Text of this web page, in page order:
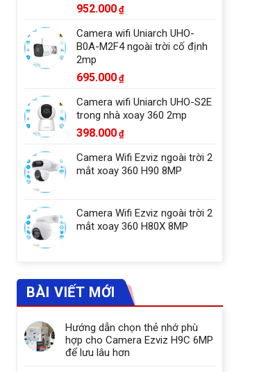
952.000 ₫
Camera wifi Uniarch UHO-
B0A-M2F4 ngoài trời cố định
2mp
695.000 ₫
Camera wifi Uniarch UHO-S2E
trong nhà xoay 360 2mp
398.000 ₫
Camera Wifi Ezviz ngoài trời 2
mắt xoay 360 H90 8MP
Camera Wifi Ezviz ngoài trời 2
mắt xoay 360 H80X 8MP
BÀI VIẾT MỚI
Hướng dẫn chọn thẻ nhớ phù
hợp cho Camera Ezviz H9C 6MP
để lưu lâu hơn